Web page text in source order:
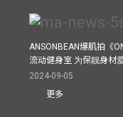
ANSONBEAN爆肌拍《
流动健身室 为保靓身材
2024-09-05
更多